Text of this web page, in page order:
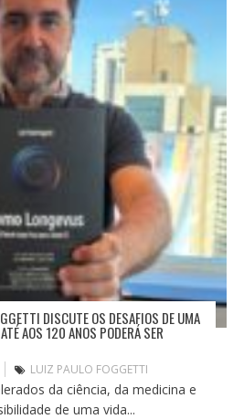
DISCUTE OS DESAFIOS DE UMA
AOS 120 ANOS PODERÁ SER
LUIZ PAULO FOGGETTI
da ciência, da medicina e
de uma vida...